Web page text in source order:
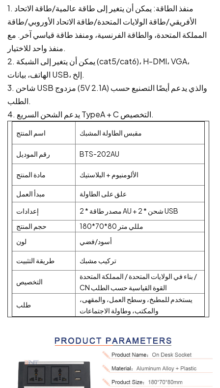
1. منفذ الطاقة: يمكن أن يتغير إلى طاقة عالمية/طاقة الاتحاد
الأفريقي/طاقة الولايات المتحدة/طاقة الاتحاد الأوروبي/طاقة
المملكة المتحدة، والطاقة الفرنسية، ومنفذ طاقة قياسي آخر. مع
منفذ واحد للاختيار.
2. يمكن أن يتغير إلى الشبكة (cat5/cat6)، H-DMI، VGA،
الهاتف، بيانات USB، إلخ.
3. شاحن USB مزدوج (5V 2.1A) والذي يدعم أيضًا التصنيع حسب
الطلب.
4. يدعم الشحن السريع TypeA + C التخصيص.
اسم المنتج مقبس الطاولة المشبك
رقم الموديل BTS-202AU
مادة المنتج الألومنيوم + البلاستيك
مبدأ العمل
علق على الطاولة
إعدادات
2 * مصدر طاقة AU + 2 * شحن USB
حجم المنتج
180*70*80 مللي متر
لون
أسود/فضي
طريقة التثبيت تركيب مشبك
التخصيص
بناء في الولايات المتحدة / المملكة المتحدة /
CN القوة القياسية حسب الطلب
طلب
يستخدم للمطبخ، وسطح العمل، والمقهى،
والمكتب، وطاولة الاجتماعات